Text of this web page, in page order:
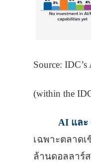
Source:
(within the
AI และ
เฉพาะตลาด
ล้านดอลลาร์